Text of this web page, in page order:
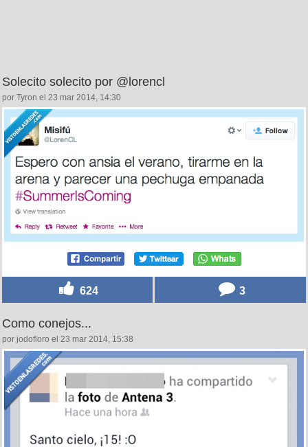
Solecito solecito por @lorencl
por Tyron el 23 mar 2014, 14:30
624 3
Como conejos...
por jodofloro el 23 mar 2014, 15:38